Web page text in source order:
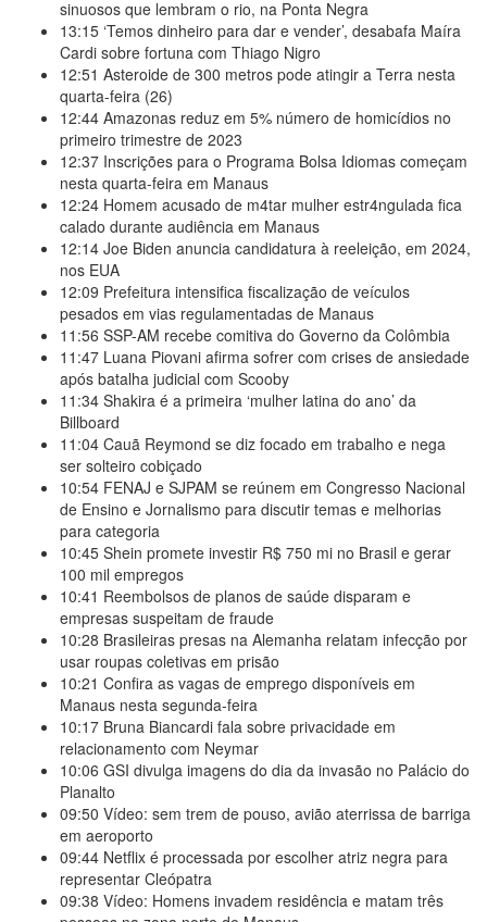
sinuosos que lembram o rio, na Ponta Negra
13:15 ‘Temos dinheiro para dar e vender’, desabafa Maíra
Cardi sobre fortuna com Thiago Nigro
12:51 Asteroide de 300 metros pode atingir a Terra nesta
quarta-feira (26)
12:44 Amazonas reduz em 5% número de homicídios no
primeiro trimestre de 2023
12:37 Inscrições para o Programa Bolsa Idiomas começam
nesta quarta-feira em Manaus
12:24 Homem acusado de m4tar mulher estr4ngulada fica
calado durante audiência em Manaus
12:14 Joe Biden anuncia candidatura à reeleição, em 2024,
nos EUA
12:09 Prefeitura intensifica fiscalização de veículos
pesados em vias regulamentadas de Manaus
11:56 SSP-AM recebe comitiva do Governo da Colômbia
11:47 Luana Piovani afirma sofrer com crises de ansiedade
após batalha judicial com Scooby
11:34 Shakira é a primeira ‘mulher latina do ano’ da
Billboard
11:04 Cauã Reymond se diz focado em trabalho e nega
ser solteiro cobiçado
10:54 FENAJ e SJPAM se reúnem em Congresso Nacional
de Ensino e Jornalismo para discutir temas e melhorias
para categoria
10:45 Shein promete investir R$ 750 mi no Brasil e gerar
100 mil empregos
10:41 Reembolsos de planos de saúde disparam e
empresas suspeitam de fraude
10:28 Brasileiras presas na Alemanha relatam infecção por
usar roupas coletivas em prisão
10:21 Confira as vagas de emprego disponíveis em
Manaus nesta segunda-feira
10:17 Bruna Biancardi fala sobre privacidade em
relacionamento com Neymar
10:06 GSI divulga imagens do dia da invasão no Palácio do
Planalto
09:50 Vídeo: sem trem de pouso, avião aterrissa de barriga
em aeroporto
09:44 Netflix é processada por escolher atriz negra para
representar Cleópatra
09:38 Vídeo: Homens invadem residência e matam três